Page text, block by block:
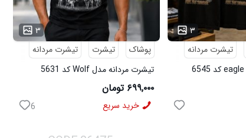
۳
تیشرت مردانه
۳
پوشاک
تیشرت
تیشرت مردانه
تیشرت مردانه مدل Wolf کد 5631
۶۹۹,۰۰۰ تومان
خرید سریع 6